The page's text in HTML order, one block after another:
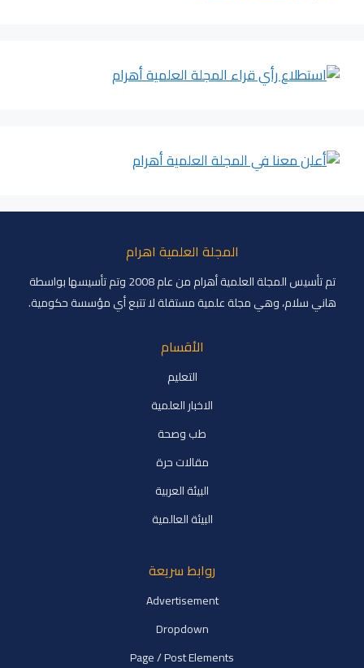
المجلة العلمية اهرام
تم تأسيس المجلة العلمية أهرام من عام 2008 وتم تأسيسها بواسطة
هاني سلام، وهي مجلة علمية مستقلة لا تتبع أي مؤسسة حكومية.
الأقسام
التعليم
الاخبار العلمية
طب وصحة
مقالات حرة
البيئة العربية
البيئة العالمية
روابط سريعة
Advertisement
Dropdown
Page / Post Elements